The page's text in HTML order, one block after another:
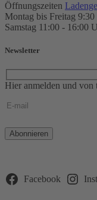
Öffnungszeiten
Montag bis Freitag
Samstag 11:00 - 16:00
Newsletter
Hier anmelden und
Bitte
lasse
leer.
Facebook